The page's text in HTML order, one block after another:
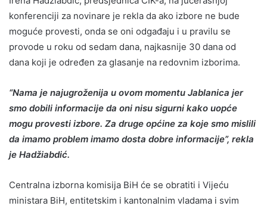
konferenciji za novinare je rekla da ako izbore ne bude
moguće provesti, onda se oni odgađaju i u pravilu se
provode u roku od sedam dana, najkasnije 30 dana od
dana koji je određen za glasanje na redovnim izborima.
“Nama je najugroženija u ovom momentu Jablanica jer
smo dobili informacije da oni nisu sigurni kako uopće
mogu provesti izbore. Za druge općine za koje smo mislili
da imamo problem imamo dosta dobre informacije”, rekla
je Hadžiabdić.
Centralna izborna komisija BiH će se obratiti i Vijeću
ministara BiH, entitetskim i kantonalnim vladama i svim